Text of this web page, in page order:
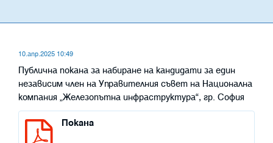
10.апр.2025 10:49
Публична покана за набиране на кандидати за един
независим член на Управителния съвет на Национална
компания „Железопътна инфраструктура“, гр. София
Покана